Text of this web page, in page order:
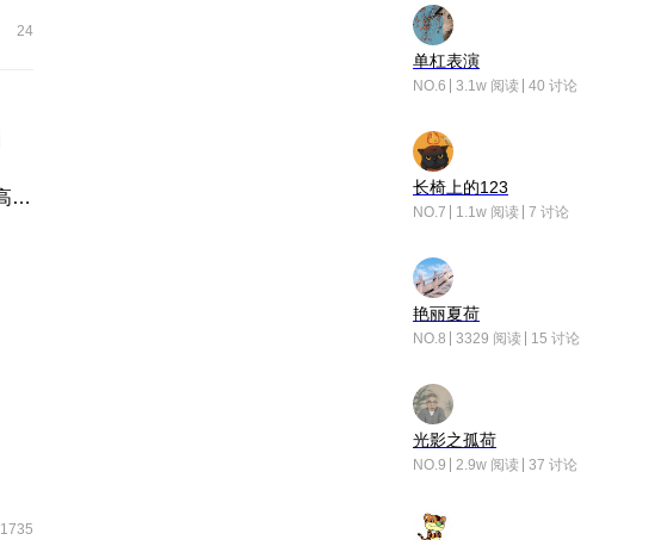
24
有小伙伴升级系统后，感觉手机变热了[表情]？其实并非系统升级导致手机发热[表情]夏季环境温度本身偏高[表情]️， ...
1735
单杠表演
NO.6 3.1w 阅读 40 讨论
长椅上的123
NO.7 1.1w 阅读 7 讨论
艳丽夏荷
NO.8 3329 阅读 15 讨论
光影之孤荷
NO.9 2.9w 阅读 37 讨论